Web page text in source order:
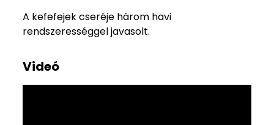
A kefefejek cseréje három havi
rendszerességgel javasolt.
Videó